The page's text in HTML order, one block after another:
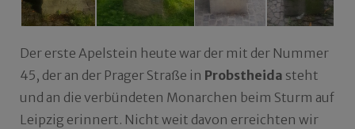
Der erste Apelstein heute war der mit der Nummer
45, der an der Prager Straße in Probstheida steht
und an die verbündeten Monarchen beim Sturm auf
Leipzig erinnert. Nicht weit davon erreichten wir